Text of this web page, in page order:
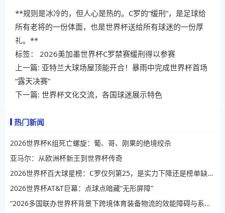
**规则是冰冷的，但人心是热的。C罗的“缓刑”，是足球给
所有老将的一份体面，也是世界杯送给所有球迷的一份厚
礼。**
标签： 2026美加墨世界杯C罗禁赛缓刑得以参赛
上一篇: 亚特兰大球场屋顶能开合！暴雨中完成世界杯首场
“露天决赛”
下一篇: 世界杯文化交流，各国球迷展示特色
热门新闻
2026世界杯K组死亡螺旋：葡、哥、刚果的绝境绞杀
亚马尔：从欧洲杯新王到世界杯传奇
2026世界杯百大球星榜：C罗仅列第25，是实力下降还是榜单缺乏公信力？
2026世界杯AT&T巨幕：点球点暗藏“无形屏障”
“2026多国联办世界杯背景下跨境体育装备物流的效能障碍与系统性提升路径”